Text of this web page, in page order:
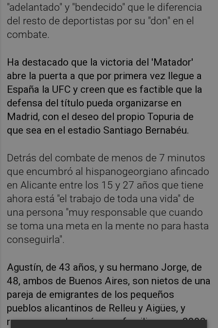
"adelantado" y "bendecido" que le diferencia
del resto de deportistas por su "don" en el
combate.
Ha destacado que la victoria del 'Matador'
abre la puerta a que por primera vez llegue a
España la UFC y creen que es factible que la
defensa del título pueda organizarse en
Madrid, con el deseo del propio Topuria de
que sea en el estadio Santiago Bernabéu.
Detrás del combate de menos de 7 minutos
que encumbró al hispanogeorgiano afincado
en Alicante entre los 15 y 27 años que tiene
ahora está "el trabajo de toda una vida" de
una persona "muy responsable que cuando
se toma una meta en la mente no para hasta
conseguirla".
Agustín, de 43 años, y su hermano Jorge, de
48, ambos de Buenos Aires, son nietos de una
pareja de emigrantes de los pequeños
pueblos alicantinos de Relleu y Aigües, y
regresaron a los orígenes familiares en 2002